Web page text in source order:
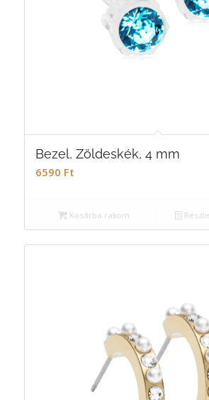
Bezel, Zöldeskék, 4 mm
6590 Ft
Kosárba rakom